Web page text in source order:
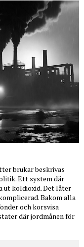
brukar beskrivas
Ett system där
ut koldioxid. Det låter
Bakom alla
och korsvisa
där jordmånen för